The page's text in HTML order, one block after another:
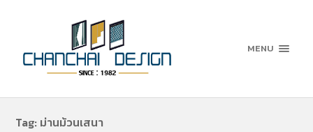
MENU
Tag: ม่านม้วนเสนา